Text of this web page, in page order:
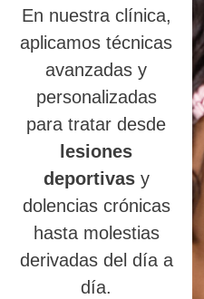
En nuestra clínica,
aplicamos técnicas
avanzadas y
personalizadas
para tratar desde
lesiones
deportivasy
dolencias crónicas
hasta molestias
derivadas del día a
día.